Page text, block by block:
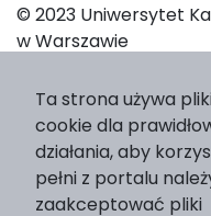
© 2023 Uniwersytet
w Warszawie
Platform & Workflow
Ta strona używa
cookie dla
działania, aby
pełni z portalu
zaakceptować pliki